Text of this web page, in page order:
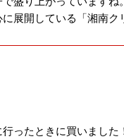
展開している「湘南
ったときに買いました